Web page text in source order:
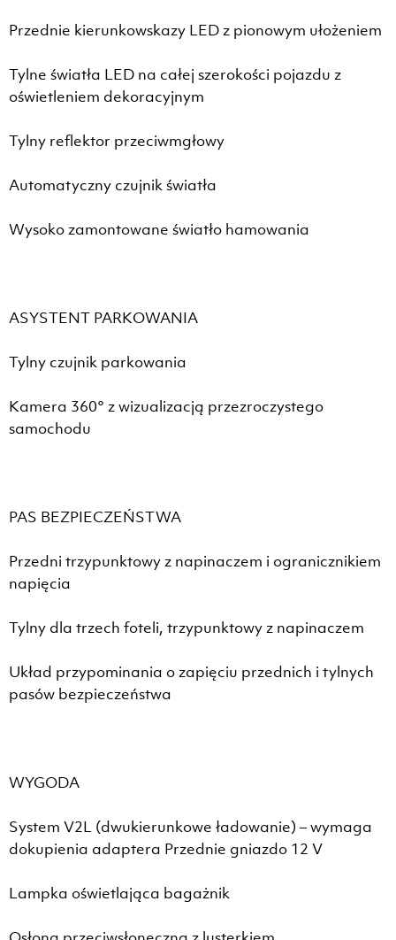
Przednie kierunkowskazy LED z pionowym ułożeniem
Tylne światła LED na całej szerokości pojazdu z
oświetleniem dekoracyjnym
Tylny reflektor przeciwmgłowy
Automatyczny czujnik światła
Wysoko zamontowane światło hamowania
ASYSTENT PARKOWANIA
Tylny czujnik parkowania
Kamera 360° z wizualizacją przezroczystego
samochodu
PAS BEZPIECZEŃSTWA
Przedni trzypunktowy z napinaczem i ogranicznikiem
napięcia
Tylny dla trzech foteli, trzypunktowy z napinaczem
Układ przypominania o zapięciu przednich i tylnych
pasów bezpieczeństwa
WYGODA
System V2L (dwukierunkowe ładowanie) – wymaga
dokupienia adaptera Przednie gniazdo 12 V
Lampka oświetlająca bagażnik